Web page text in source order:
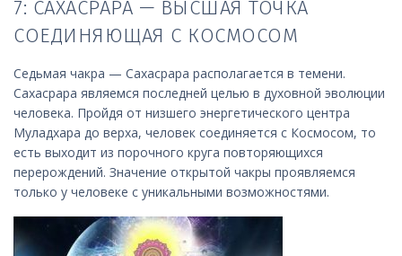
7: САХАСРАРА — ВЫСШАЯ ТОЧКА
СОЕДИНЯЮЩАЯ С КОСМОСОМ
Седьмая чакра — Сахасрара располагается в темени.
Сахасрара являемся последней целью в духовной эволюции
человека. Пройдя от низшего энергетического центра
Муладхара до верха, человек соединяется с Космосом, то
есть выходит из порочного круга повторяющихся
перерождений. Значение открытой чакры проявляемся
только у человеке с уникальными возможностями.